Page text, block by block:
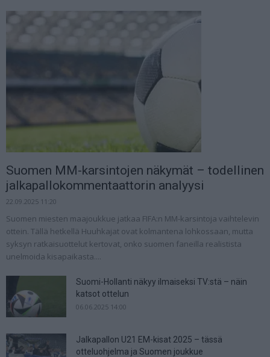
Suomen MM-karsintojen näkymät – todellinen
jalkapallokommentaattorin analyysi
22.09.2025 11:20
Suomen miesten maajoukkue jatkaa FIFA:n MM-karsintoja vaihtelevin
ottein. Tällä hetkellä Huuhkajat ovat kolmantena lohkossaan, mutta
syksyn ratkaisuottelut kertovat, onko suomen faneilla realistista
unelmoida kisapaikasta....
Suomi-Hollanti näkyy ilmaiseksi TV:stä – näin
katsot ottelun
06.06.2025 14:00
Jalkapallon U21 EM-kisat 2025 – tässä
otteluohjelma ja Suomen joukkue